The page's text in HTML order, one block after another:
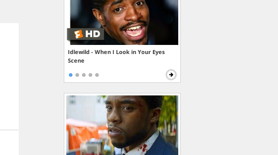
Idlewild - When I Look in Your Eyes
Scene